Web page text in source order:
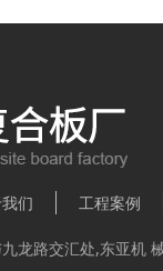
们 工程案例
龙路交汇处,东亚机